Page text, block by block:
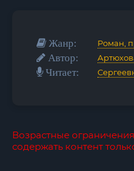
Жанр: Роман,
Автор:
Читает:
Возрастные
содержать контент